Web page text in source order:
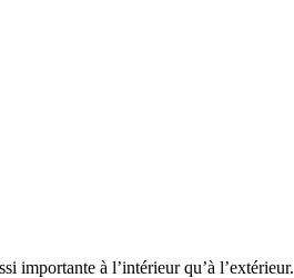
importante à l’intérieur qu’à l’extérieur.